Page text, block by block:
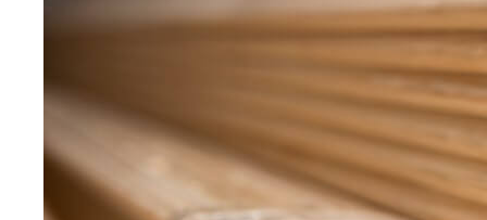
Мебельный щит АВ сращенный